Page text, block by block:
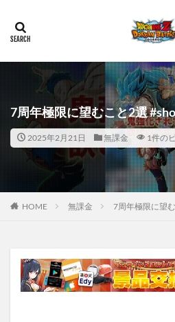
7周年極限に望むこと2選
2025年2月21日 無課金 1件の
HOME 無課金 7周年極限に望